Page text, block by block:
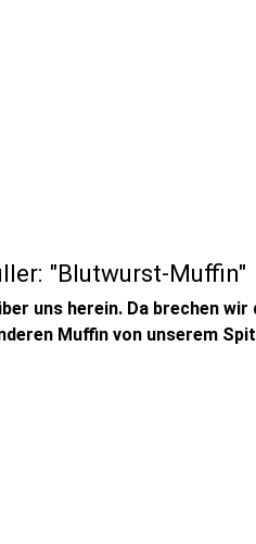
"Blutwurst-Muffin"
uns herein. Da brechen
Muffin von unserem